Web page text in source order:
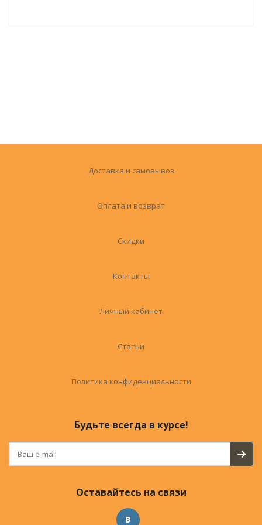
Доставка и самовывоз
Оплата и возврат
Скидки
Контакты
Личный кабинет
Статьи
Политика конфиденциальности
Будьте всегда в курсе!
Оставайтесь на связи